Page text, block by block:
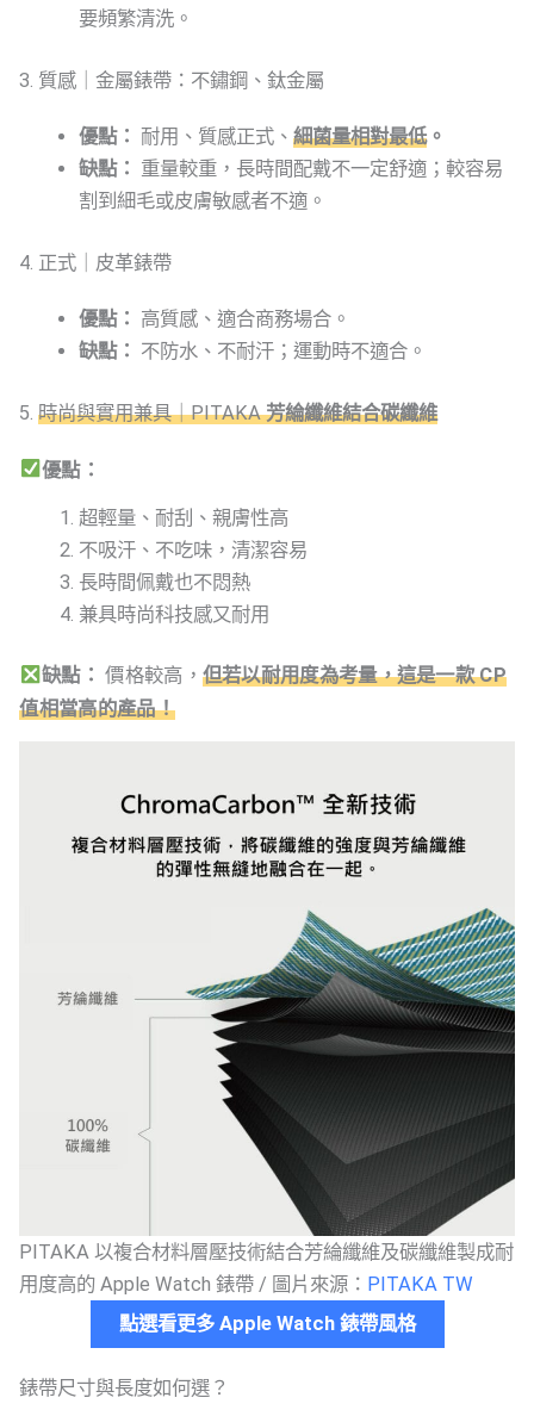
要頻繁清洗。
3. 質感｜金屬錶帶：不鏽鋼、鈦金屬
優點： 耐用、質感正式、 細菌量相對最低。
缺點： 重量較重，長時間配戴不一定舒適；較容易
割到細毛或皮膚敏感者不適。
4. 正式｜皮革錶帶
優點： 高質感、適合商務場合。
缺點： 不防水、不耐汗；運動時不適合。
5.時尚與實用兼具｜PITAKA芳綸纖維結合碳纖維
優點：
超輕量、耐刮、親膚性高
不吸汗、不吃味，清潔容易
長時間佩戴也不悶熱
兼具時尚科技感又耐用
缺點： 價格較高， 但若以耐用度為考量，這是一款 CP
值相當高的產品！
PITAKA 以複合材料層壓技術結合芳綸纖維及碳纖維製成耐
用度高的 Apple Watch 錶帶 / 圖片來源： PITAKA TW
點選看更多 Apple Watch 錶帶風格
錶帶尺寸與長度如何選？